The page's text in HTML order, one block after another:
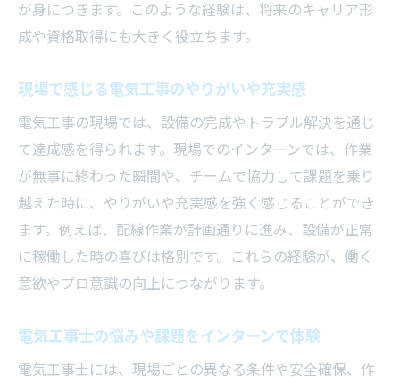
が身につきます。このような経験は、将来のキャリア形
成や資格取得にも大きく役立ちます。
現場で感じる電気工事のやりがいや充実感
電気工事の現場では、設備の完成やトラブル解決を通じ
て達成感を得られます。現場でのインターンでは、作業
が無事に終わった瞬間や、チームで協力して課題を乗り
越えた時に、やりがいや充実感を強く感じることができ
ます。例えば、配線作業が計画通りに進み、設備が正常
に稼働した時の喜びは格別です。これらの経験が、働く
意欲やプロ意識の向上につながります。
電気工事士の悩みや課題をインターンで体験
電気工事士には、現場ごとの異なる条件や安全確保、作